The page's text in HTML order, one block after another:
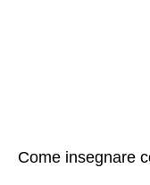
Come insegnare